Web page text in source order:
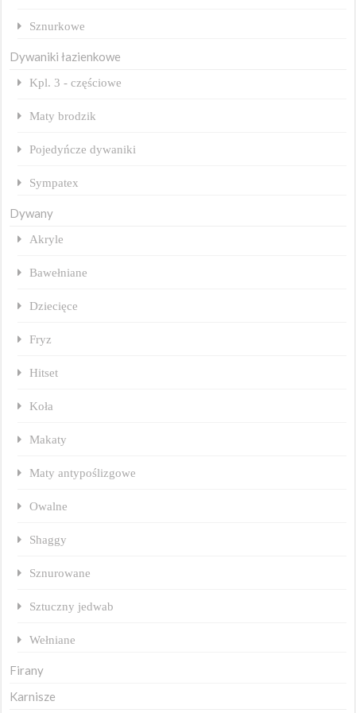
Sznurkowe
Dywaniki łazienkowe
Kpl. 3 - częściowe
Maty brodzik
Pojedyńcze dywaniki
Sympatex
Dywany
Akryle
Bawełniane
Dziecięce
Fryz
Hitset
Koła
Makaty
Maty antypoślizgowe
Owalne
Shaggy
Sznurowane
Sztuczny jedwab
Wełniane
Firany
Karnisze